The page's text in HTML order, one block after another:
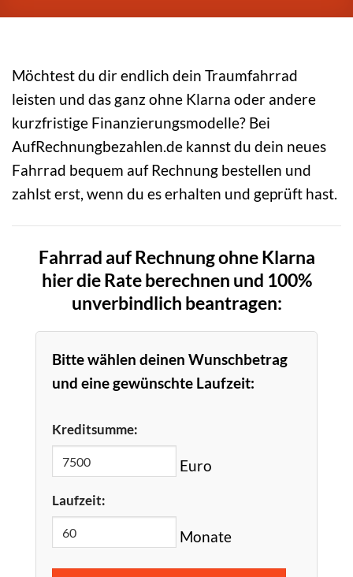
Möchtest du dir endlich dein Traumfahrrad
leisten und das ganz ohne Klarna oder andere
kurzfristige Finanzierungsmodelle? Bei
AufRechnungbezahlen.de kannst du dein neues
Fahrrad bequem auf Rechnung bestellen und
zahlst erst, wenn du es erhalten und geprüft hast.
Fahrrad auf Rechnung ohne Klarna
hier die Rate berechnen und 100%
unverbindlich beantragen:
Bitte wählen deinen Wunschbetrag
und eine gewünschte Laufzeit:
Kreditsumme:
Euro
Laufzeit:
Monate